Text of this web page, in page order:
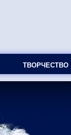
ТВОРЧЕСТВО